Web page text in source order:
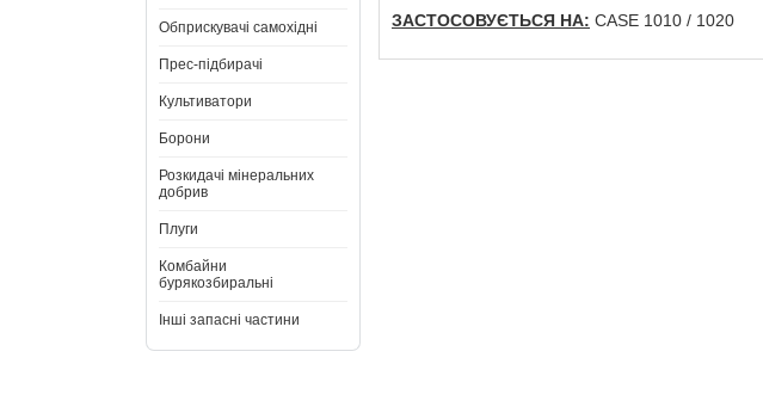
Обприскувачі самохідні
Прес-підбирачі
Культиватори
Борони
Розкидачі мінеральних
добрив
Плуги
Комбайни
бурякозбиральні
Інші запасні частини
ЗАСТОСОВУЄТЬСЯ НА: CASE 1010 / 1020